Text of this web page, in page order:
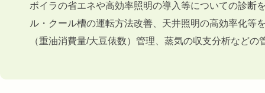
ボイラの省エネや高効率照明の導入等についての診断
ル・クール槽の運転方法改善、天井照明の高効率化等
（重油消費量/大豆俵数）管理、蒸気の収支分析など